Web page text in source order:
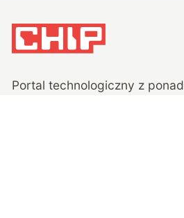
Portal technologiczny z ponad